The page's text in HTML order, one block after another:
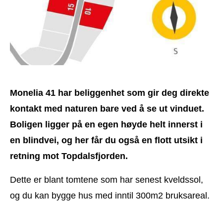
Monelia 41 har beliggenhet som gir deg direkte
kontakt med naturen bare ved å se ut vinduet.
Boligen ligger på en egen høyde helt innerst i
en blindvei, og her får du også en flott utsikt i
retning mot Topdalsfjorden.
Dette er blant tomtene som har senest kveldssol,
og du kan bygge hus med inntil 300m2 bruksareal.